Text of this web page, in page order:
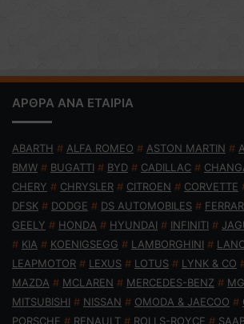
ΑΡΘΡΑ ΑΝΑ ΕΤΑΙΡΙΑ
ABARTH # ALFA ROMEO # ASTON MARTIN #
BMW # BUGATTI # BYD # CADILLAC #
CHERY # CHRYSLER # CITROEN # CORVETTE
DFSK # DODGE # DS AUTOMOBILES #
GEELY # HONDA # HYUNDAI # INFINITI #
# KIA # KOENIGSEGG # LAMBORGHINI #
LEAPMOTOR # LEXUS # LOTUS # LYNK & CO
MAZDA # MCLAREN # MERCEDES-BENZ #
MITSUBISHI # NISSAN # OMODA & JAECOO #
PORSCHE # RENAULT # ROLLS-ROYCE #